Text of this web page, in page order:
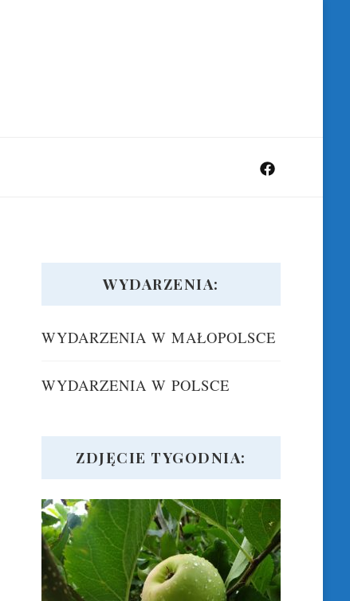
WYDARZENIA:
WYDARZENIA W MAŁOPOLSCE
WYDARZENIA W POLSCE
ZDJĘCIE TYGODNIA: